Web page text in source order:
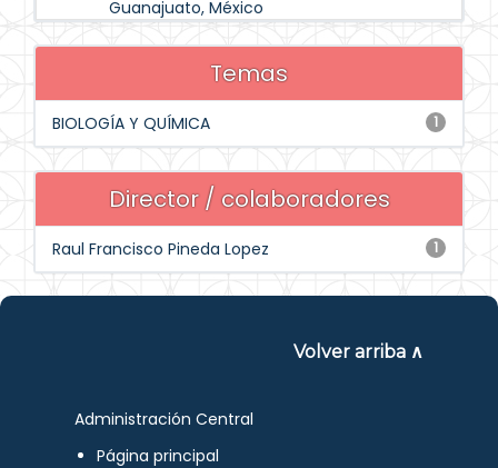
Guanajuato, México
Temas
1
BIOLOGÍA Y QUÍMICA
Director / colaboradores
1
Raul Francisco Pineda Lopez
Volver arriba ∧
Administración Central
Página principal